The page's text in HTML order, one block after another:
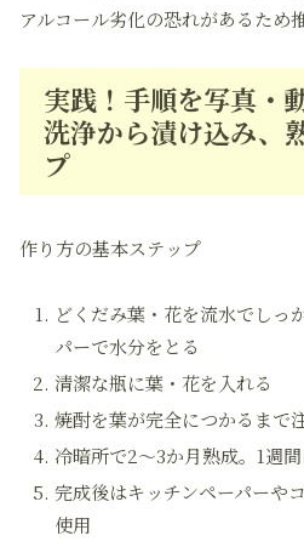
アルコール劣化の恐れがあるため
実践！手順を写真・
洗浄から漬け込み、
プ
作り方の基本ステップ
どくだみ葉・花を流水でしっ
パーで水分をとる
清潔な瓶に葉・花を入れる
焼酎を葉が完全につかるまで
冷暗所で2〜3か月熟成。1週
完成後はキッチンペーパーや
使用